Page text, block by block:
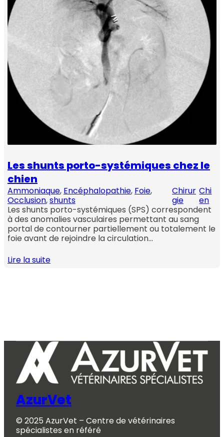
Les shunts porto-systémiques chez le
chien
Ammoniaque, Encéphalopathie, Foie,
Occlusion, shunts
Chirur
gie
Chi
en
Les shunts porto-systémiques (SPS) correspondent
à des anomalies vasculaires permettant au sang
portal de contourner partiellement ou totalement le
foie avant de rejoindre la circulation…
Lire la suite
AzurVet
© 2025 AzurVet – Centre de vétérinaires
spécialistes en référé